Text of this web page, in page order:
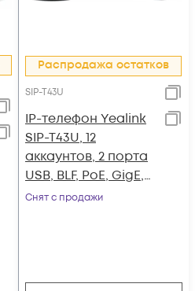
Распродажа остатков
SIP-T43U
IP-телефон Yealink
SIP-T43U, 12
аккаунтов, 2 порта
USB, BLF, PoE, GigE,
без БП
Снят с продажи